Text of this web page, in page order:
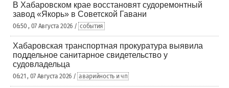
В Хабаровском крае восстановят судоремонтный
завод «Якорь» в Советской Гавани
06:50 , 07 Августа 2026 / события
Хабаровская транспортная прокуратура выявила
поддельное санитарное свидетельство у
судовладельца
06:21 , 07 Августа 2026 / аварийность и чп